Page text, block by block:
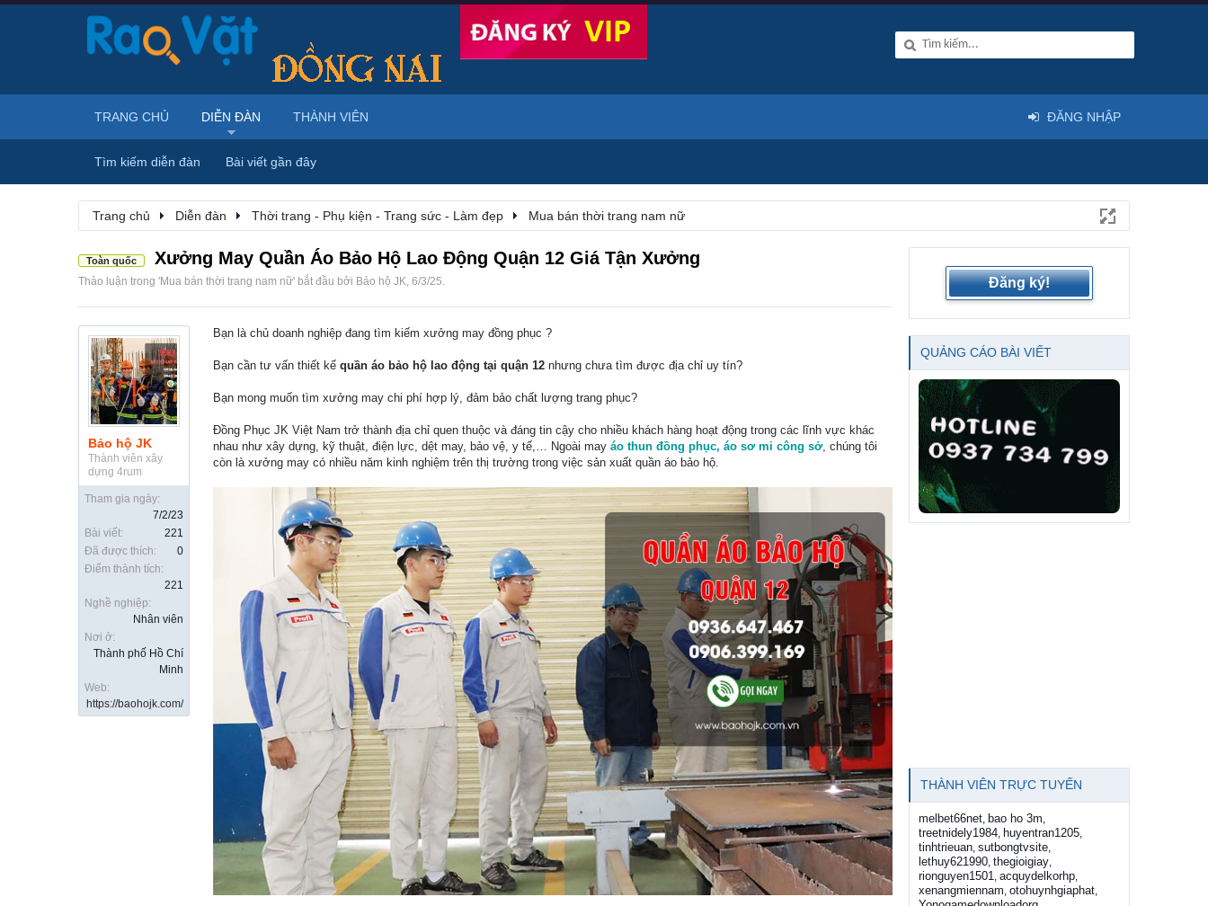
Trang chủ Diễn đàn Thời trang - Phụ kiện - Trang sức - Làm đẹp Mua bán thời trang nam nữ
Toàn quốc Xưởng May Quần Áo Bảo Hộ Lao Động Quận 12 Giá Tận Xưởng
Thảo luận trong 'Mua bán thời trang nam nữ' bắt đầu bởi Bảo hộ JK, 6/3/25.
Bảo hộ JK
Thành viên xây
dựng 4rum
Tham gia ngày:
7/2/23
Bài viết:
221
Đã được thích:
0
Điểm thành tích:
221
Nghề nghiệp:
Nhân viên
Nơi ở:
Thành phố Hồ Chí
Minh
Web:
https://baohojk.com/
Bạn là chủ doanh nghiệp đang tìm kiếm xưởng may đồng phục ?
Bạn cần tư vấn thiết kế quần áo bảo hộ lao động tại quận 12 nhưng chưa tìm được địa chỉ uy tín?
Bạn mong muốn tìm xưởng may chi phí hợp lý, đảm bảo chất lượng trang phục?
Đồng Phục JK Việt Nam trở thành địa chỉ quen thuộc và đáng tin cậy cho nhiều khách hàng hoạt động trong các lĩnh vực khác
nhau như xây dựng, kỹ thuật, điện lực, dệt may, bảo vệ, y tế,… Ngoài may áo thun đồng phục, áo sơ mi công sở, chúng tôi
còn là xưởng may có nhiều năm kinh nghiệm trên thị trường trong việc sản xuất quần áo bảo hộ.
Đăng ký!
QUẢNG CÁO BÀI VIẾT
THÀNH VIÊN TRỰC TUYẾN
melbet66net, bao ho 3m,
treetnidely1984, huyentran1205,
tinhtrieuan, sutbongtvsite,
lethuy621990, thegioigiay,
rionguyen1501, acquydelkorhp,
xenangmiennam, otohuynhgiaphat,
TRANG CHỦ DIỄN ĐÀN
Tìm kiếm diễn đàn Bài viết gần đây
THÀNH VIÊN ĐĂNG NHẬP